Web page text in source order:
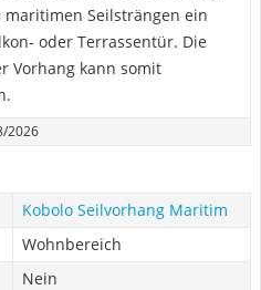
Seilsträngen ein
oder Terrassentür. Die
Vorhang kann somit
2026
Kobolo Seilvorhang Maritim
Wohnbereich
Nein